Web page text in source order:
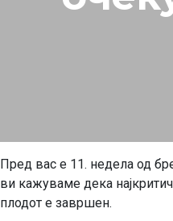
Пред вас е 11. недела од
ви кажуваме дека
плодот е завршен.